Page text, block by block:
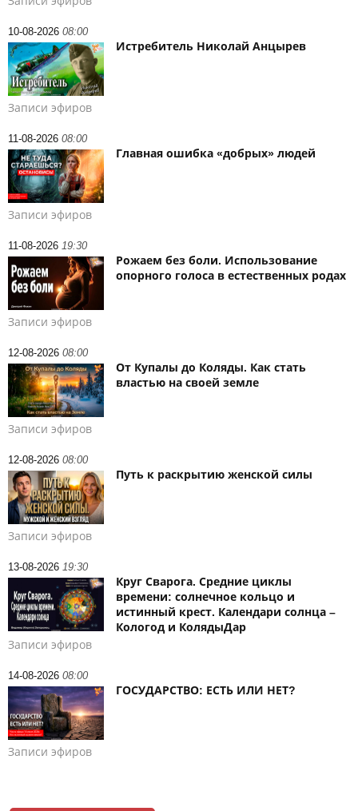
10-08-2026 08:00
Истребитель Николай Анцырев
Записи эфиров
11-08-2026 08:00
Главная ошибка «добрых» людей
Записи эфиров
11-08-2026 19:30
Рожаем без боли. Использование
опорного голоса в естественных родах
Записи эфиров
12-08-2026 08:00
От Купалы до Коляды. Как стать
властью на своей земле
Записи эфиров
12-08-2026 08:00
Путь к раскрытию женской силы
Записи эфиров
13-08-2026 19:30
Круг Сварога. Средние циклы
времени: солнечное кольцо и
истинный крест. Календари солнца –
Кологод и КолядыДар
Записи эфиров
14-08-2026 08:00
ГОСУДАРСТВО: ЕСТЬ ИЛИ НЕТ?
Записи эфиров